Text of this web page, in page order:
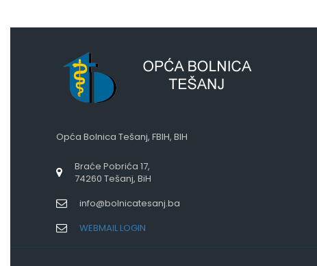
Opća Bolnica Tešanj, FBIH, BIH
Braće Pobrića 17,
74260 Tešanj, BiH
info@bolnicatesanj.ba
WEBMAIL LOGIN